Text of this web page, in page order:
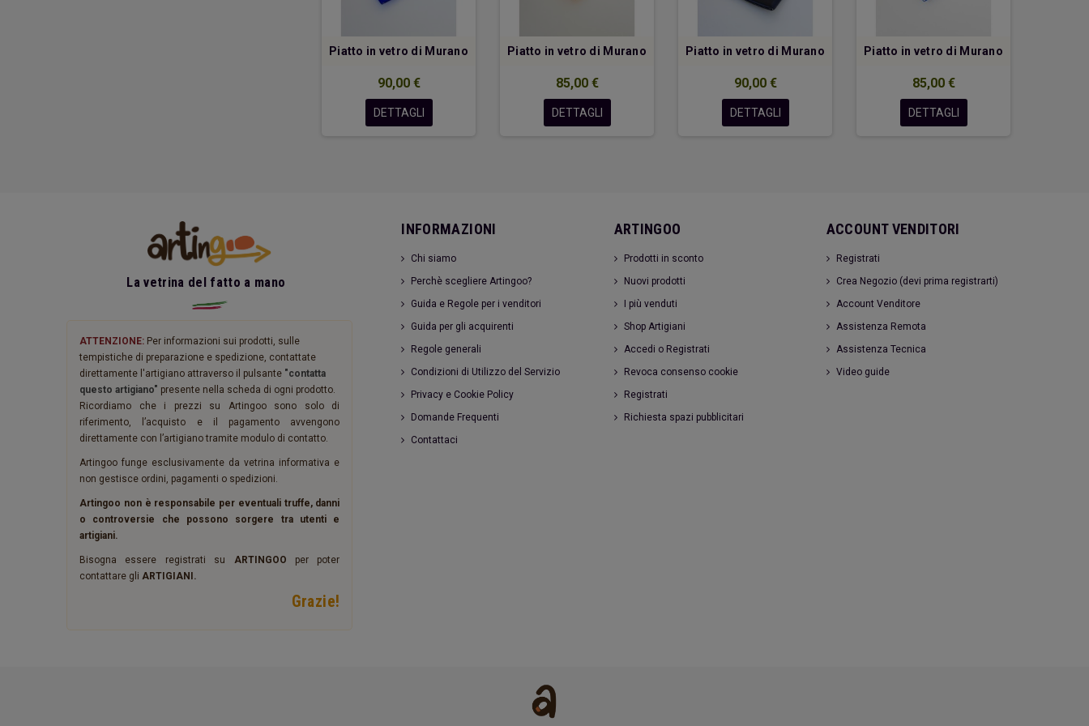
Piatto in vetro di Murano
90,00 €
DETTAGLI
Piatto in vetro di Murano
85,00 €
DETTAGLI
Piatto in vetro di Murano
90,00 €
DETTAGLI
Piatto in vetro di Murano
85,00 €
DETTAGLI
La vetrina del fatto a mano
ATTENZIONE: Per informazioni sui prodotti, sulle
tempistiche di preparazione e spedizione, contattate
direttamente l'artigiano attraverso il pulsante "contatta
questo artigiano" presente nella scheda di ogni prodotto.
Ricordiamo che i prezzi su Artingoo sono solo di
riferimento, l’acquisto e il pagamento avvengono
direttamente con l’artigiano tramite modulo di contatto.
Artingoo funge esclusivamente da vetrina informativa e
non gestisce ordini, pagamenti o spedizioni.
Artingoo non è responsabile per eventuali truffe, danni
o controversie che possono sorgere tra utenti e
artigiani.
Bisogna essere registrati su ARTINGOO per poter
contattare gli ARTIGIANI.
Grazie!
INFORMAZIONI
Chi siamo
Perchè scegliere Artingoo?
Guida e Regole per i venditori
Guida per gli acquirenti
Regole generali
Condizioni di Utilizzo del Servizio
Privacy e Cookie Policy
Domande Frequenti
Contattaci
ARTINGOO
Prodotti in sconto
Nuovi prodotti
I più venduti
Shop Artigiani
Accedi o Registrati
Revoca consenso cookie
Registrati
Richiesta spazi pubblicitari
ACCOUNT VENDITORI
Registrati
Crea Negozio (devi prima registrarti)
Account Venditore
Assistenza Remota
Assistenza Tecnica
Video guide